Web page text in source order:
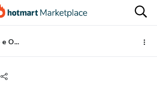
“Glúten, Lactose e Outras Intolerâncias: Como Viver Bem Sem Sofrer”